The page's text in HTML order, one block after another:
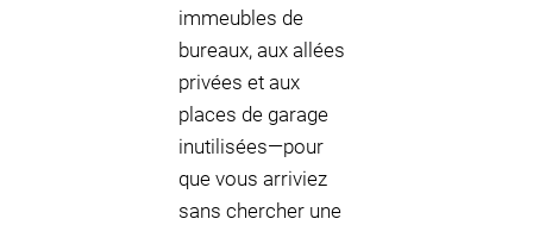
immeubles de
bureaux, aux allées
privées et aux
places de garage
inutilisées—pour
que vous arriviez
sans chercher une